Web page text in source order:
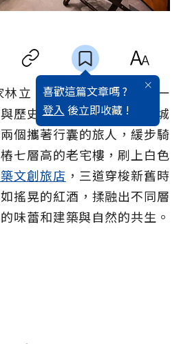
喜歡這篇文章嗎 ?
登入 後立即收藏 !
立、 熱鬧的人聲交錯，一
歷史記憶的老商圈，在府城
個攜著行囊的旅人，緩步騎
七層高的老宅樓，刷上白色
文創旅店 ，三道穿梭新舊時
搖晃的紅酒，揉融出不同層
味蕾和建築與自然的共生。